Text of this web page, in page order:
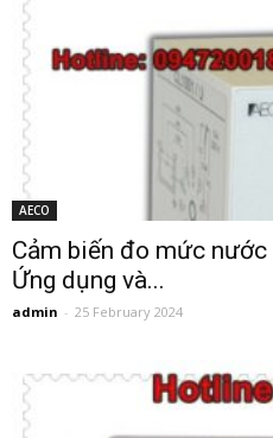
AECO
Cảm biến đo mức nước
Ứng dụng và...
admin - 25 February 2024